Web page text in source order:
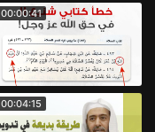
00:00:41
00:04:15